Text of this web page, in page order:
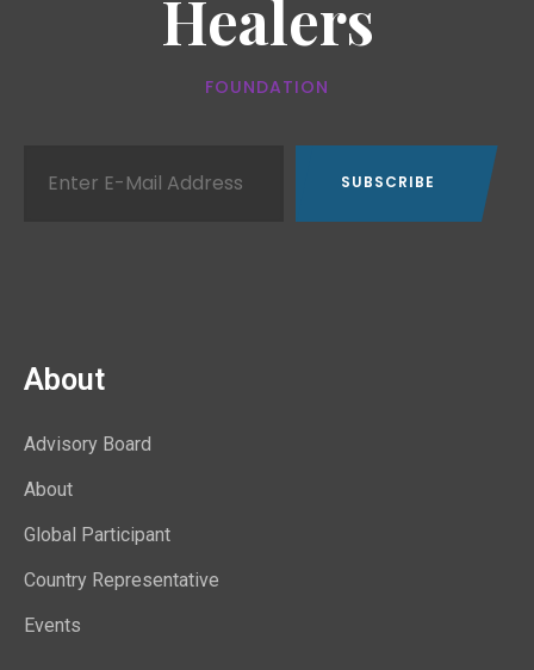
Healers
FOUNDATION
About
Advisory Board
About
Global Participant
Country Representative
Events